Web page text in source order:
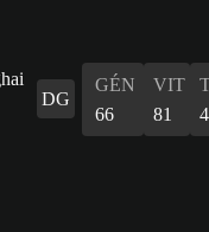
DG
GÉN
66
VIT
81